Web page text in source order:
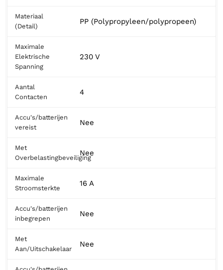
Materiaal
(Detail)
PP (Polypropyleen/polypropeen)
Maximale
Elektrische
Spanning
230 V
Aantal
Contacten
4
Accu's/batterijen
vereist
Nee
Met
Overbelastingbeveiliging
Nee
Maximale
Stroomsterkte
16 A
Accu's/batterijen
inbegrepen
Nee
Met
Aan/Uitschakelaar
Nee